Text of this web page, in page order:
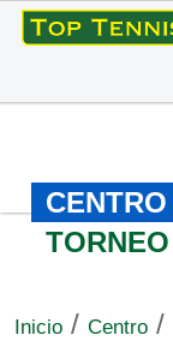
Cambiar
|
navegación
CENTRO
TORNEO
Inicio / Centro /